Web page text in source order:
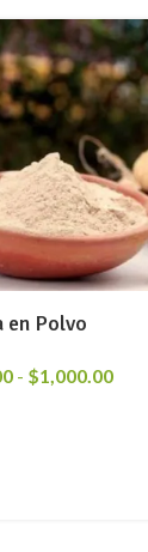
en Polvo
- $1,000.00